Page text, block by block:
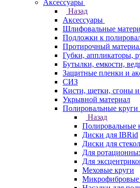
Аксессуары
Назад
Аксессуары
Шлифовальные
Подложки к
Протирочный
Губки, аппликаторы,
Бутылки, емкости,
Защитные пленки и
СИЗ
Кисти, щетки, сгоны и
Укрывной материал
Полировальные
Назад
Полировальные
Диски для IBRid
Диски для стекол
Для
Для
Меховые круги
Микрофибровые